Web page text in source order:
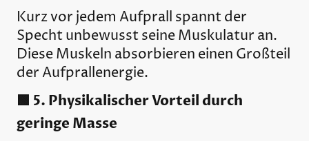
Kurz vor jedem Aufprall spannt der
Specht unbewusst seine Muskulatur an.
Diese Muskeln absorbieren einen Großteil
der Aufprallenergie.
🟩 5. Physikalischer Vorteil durch
geringe Masse